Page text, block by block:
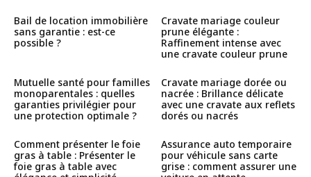
Bail de location immobilière
sans garantie : est-ce
possible ?
Cravate mariage couleur
prune élégante :
Raffinement intense avec
une cravate couleur prune
Mutuelle santé pour familles
monoparentales : quelles
garanties privilégier pour
une protection optimale ?
Cravate mariage dorée ou
nacrée : Brillance délicate
avec une cravate aux reflets
dorés ou nacrés
Comment présenter le foie
gras à table : Présenter le
foie gras à table avec
Assurance auto temporaire
pour véhicule sans carte
grise : comment assurer une